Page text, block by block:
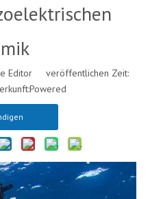
Editor veröffentlichen Zeit:
Powered